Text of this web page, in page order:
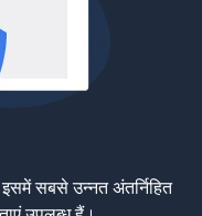
सबसे उन्नत अंतर्निहित